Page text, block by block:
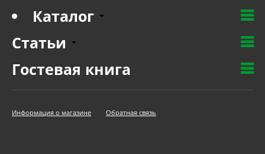
Каталог
Статьи
Гостевая книга
Информация о магазине Обратная связь